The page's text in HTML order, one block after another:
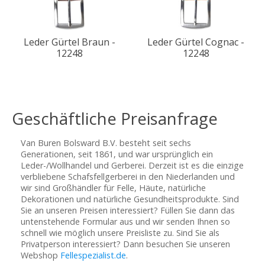
Leder Gürtel Braun -
12248
Leder Gürtel Cognac -
12248
Geschäftliche Preisanfrage
Van Buren Bolsward B.V. besteht seit sechs
Generationen, seit 1861, und war ursprünglich ein
Leder-/Wollhandel und Gerberei. Derzeit ist es die einzige
verbliebene Schafsfellgerberei in den Niederlanden und
wir sind Großhändler für Felle, Häute, natürliche
Dekorationen und natürliche Gesundheitsprodukte. Sind
Sie an unseren Preisen interessiert? Füllen Sie dann das
untenstehende Formular aus und wir senden Ihnen so
schnell wie möglich unsere Preisliste zu. Sind Sie als
Privatperson interessiert? Dann besuchen Sie unseren
Webshop Fellespezialist.de.